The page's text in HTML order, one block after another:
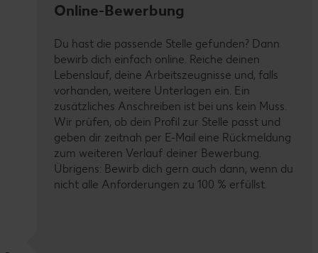
Online-Bewerbung
Du hast die passende Stelle gefunden? Dann
bewirb dich einfach online. Reiche deinen
Lebenslauf, deine Arbeitszeugnisse und, falls
vorhanden, weitere Unterlagen ein. Ein
zusätzliches Anschreiben ist bei uns kein Muss.
Wir prüfen, ob dein Profil zur Stelle passt und
geben dir zeitnah per E-Mail eine Rückmeldung
zum weiteren Verlauf deiner Bewerbung.
Übrigens: Bewirb dich gern auch dann, wenn du
nicht alle Anforderungen zu 100 % erfüllst.